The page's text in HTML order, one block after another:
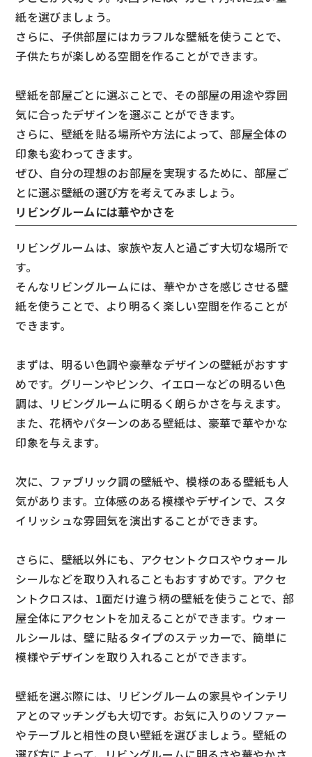
紙を選びましょう。
さらに、子供部屋にはカラフルな壁紙を使うことで、
子供たちが楽しめる空間を作ることができます。
壁紙を部屋ごとに選ぶことで、その部屋の用途や雰囲
気に合ったデザインを選ぶことができます。
さらに、壁紙を貼る場所や方法によって、部屋全体の
印象も変わってきます。
ぜひ、自分の理想のお部屋を実現するために、部屋ご
とに選ぶ壁紙の選び方を考えてみましょう。
リビングルームには華やかさを
リビングルームは、家族や友人と過ごす大切な場所で
す。
そんなリビングルームには、華やかさを感じさせる壁
紙を使うことで、より明るく楽しい空間を作ることが
できます。
まずは、明るい色調や豪華なデザインの壁紙がおすす
めです。グリーンやピンク、イエローなどの明るい色
調は、リビングルームに明るく朗らかさを与えます。
また、花柄やパターンのある壁紙は、豪華で華やかな
印象を与えます。
次に、ファブリック調の壁紙や、模様のある壁紙も人
気があります。立体感のある模様やデザインで、スタ
イリッシュな雰囲気を演出することができます。
さらに、壁紙以外にも、アクセントクロスやウォール
シールなどを取り入れることもおすすめです。アクセ
ントクロスは、1面だけ違う柄の壁紙を使うことで、部
屋全体にアクセントを加えることができます。ウォー
ルシールは、壁に貼るタイプのステッカーで、簡単に
模様やデザインを取り入れることができます。
壁紙を選ぶ際には、リビングルームの家具やインテリ
アとのマッチングも大切です。お気に入りのソファー
やテーブルと相性の良い壁紙を選びましょう。壁紙の